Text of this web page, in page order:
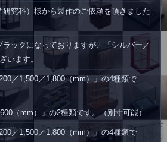
究科）様から製作のご依頼を頂きました
ックになっておりますが、「シルバー／
います。
／1,500／1,800（mm）」の4種類で
（mm）」の2種類です。（別寸可能）
／1,500／1,800（mm）」の4種類で